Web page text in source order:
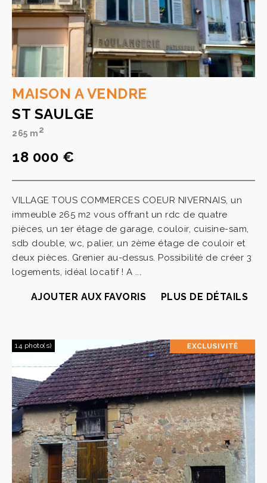
MAISON A VENDRE
ST SAULGE
265 m2
18 000 €
VILLAGE TOUS COMMERCES COEUR NIVERNAIS, un
immeuble 265 m2 vous offrant un rdc de quatre
pièces, un 1er étage de garage, couloir, cuisine-sam,
sdb double, wc, palier, un 2ème étage de couloir et
deux pièces. Grenier au-dessus. Possibilité de créer 3
logements, idéal locatif ! A ...
AJOUTER AUX FAVORIS PLUS DE DÉTAILS
14 photo(s)